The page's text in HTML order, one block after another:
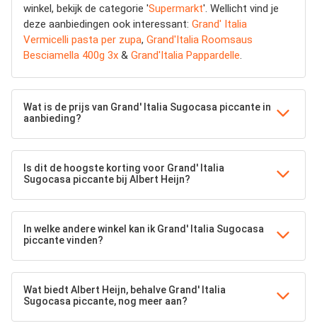
winkel, bekijk de categorie 'Supermarkt'. Wellicht vind je
deze aanbiedingen ook interessant: Grand' Italia
Vermicelli pasta per zupa, Grand'Italia Roomsaus
Besciamella 400g 3x & Grand'Italia Pappardelle.
Wat is de prijs van Grand' Italia Sugocasa piccante in
aanbieding?
Is dit de hoogste korting voor Grand' Italia
Sugocasa piccante bij Albert Heijn?
In welke andere winkel kan ik Grand' Italia Sugocasa
piccante vinden?
Wat biedt Albert Heijn, behalve Grand' Italia
Sugocasa piccante, nog meer aan?